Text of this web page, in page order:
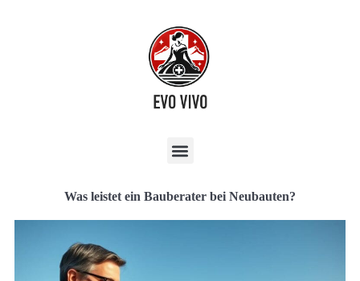
Was leistet ein Bauberater bei Neubauten?